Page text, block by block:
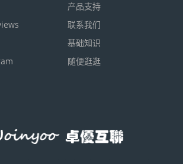
产品支持
联系我们
基础知识
随便逛逛